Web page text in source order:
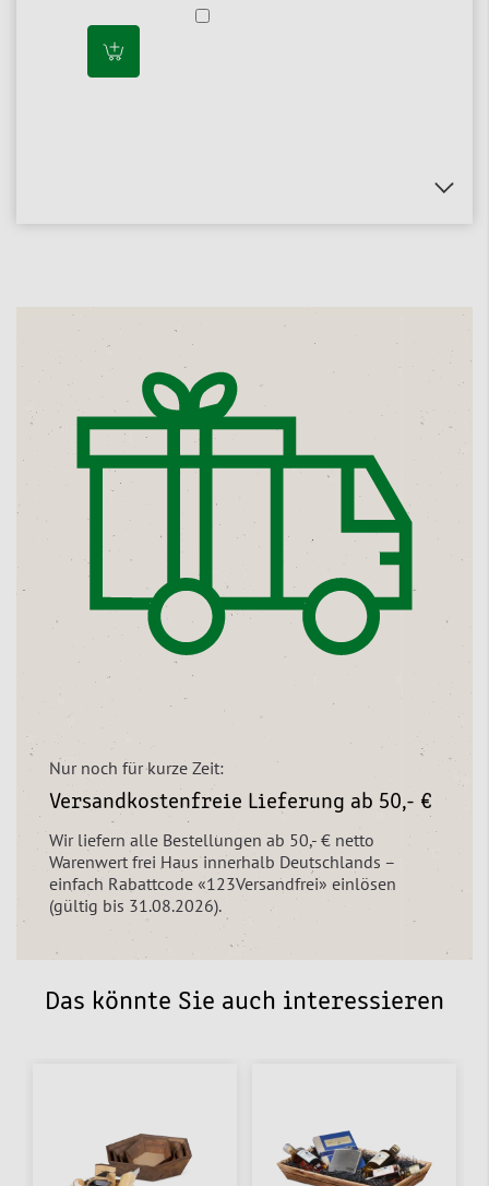
Nur noch für kurze Zeit:
Versandkostenfreie Lieferung ab 50,- €
Wir liefern alle Bestellungen ab 50,- € netto
Warenwert frei Haus innerhalb Deutschlands –
einfach Rabattcode «123Versandfrei» einlösen
(gültig bis 31.08.2026).
Das könnte Sie auch interessieren